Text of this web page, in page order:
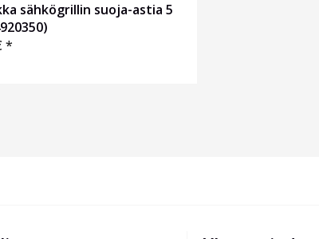
sähkögrillin suoja-astia 5
*